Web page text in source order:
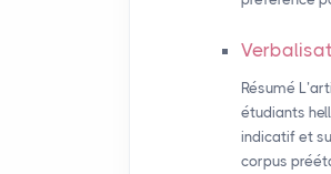
Résumé
étudiants
indicatif et
corpus